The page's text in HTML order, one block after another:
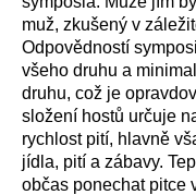
muž, zkušený v
Odpovědností
všeho druhu a
druhu, což je
složení hostů určuje
rychlost pití, hlavně
jídla, pití a zábavy.
občas ponechat pitce